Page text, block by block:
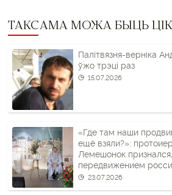
ТАКСАМА МОЖА БЫЦЬ
Палітвязня-верніка
ўжо трэці раз
15.07.2026
«Где там наши
ещё взяли?»:
Лемешонок
передвижением
23.07.2026